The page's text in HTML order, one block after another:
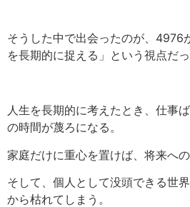
そうした中で出会ったのが、 4976
を長期的に捉える」という視点だっ
人生を長期的に考えたとき、仕事
の時間が蔑ろになる。
家庭だけに重心を置けば、将来へ
そして、個人として没頭できる世
から枯れてしまう。